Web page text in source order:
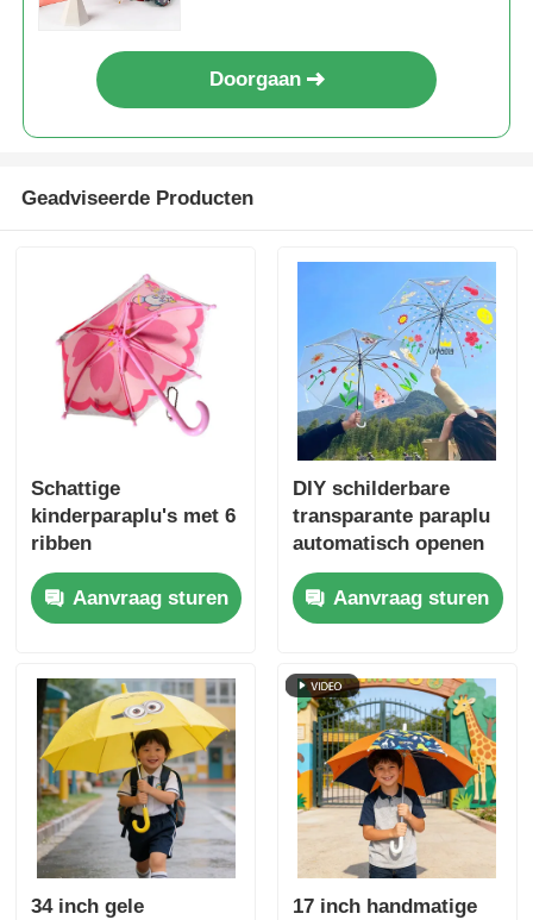
Doorgaan
Geadviseerde Producten
Schattige
kinderparaplu's met 6
ribben
Aanvraag sturen
DIY schilderbare
transparante paraplu
automatisch openen
helder tekenen
parapluAanvraag sturen
34 inch gele
17 inch handmatige